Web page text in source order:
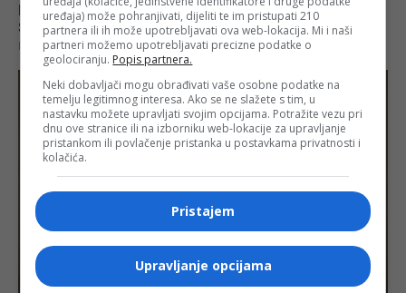
uređaja) može pohranjivati, dijeliti te im pristupati 210
partnera ili ih može upotrebljavati ova web-lokacija. Mi i naši
partneri možemo upotrebljavati precizne podatke o
geolociranju. Popis partnera.
Neki dobavljači mogu obrađivati vaše osobne podatke na
temelju legitimnog interesa. Ako se ne slažete s tim, u
nastavku možete upravljati svojim opcijama. Potražite vezu pri
dnu ove stranice ili na izborniku web-lokacije za upravljanje
pristankom ili povlačenje pristanka u postavkama privatnosti i
kolačića.
Pristajem
Upravljanje opcijama